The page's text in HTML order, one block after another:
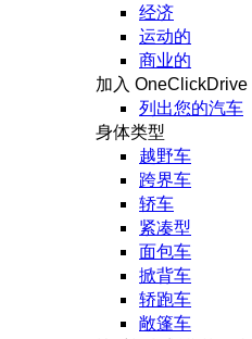
经济
运动的
商业的
加入 OneClickDrive
列出您的汽车
身体类型
越野车
跨界车
轿车
紧凑型
面包车
掀背车
轿跑车
敞篷车